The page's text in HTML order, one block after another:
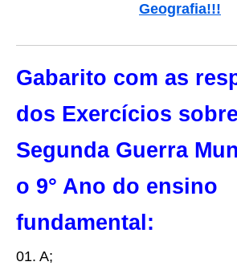
Geografia!!!
Gabarito com as
dos Exercícios
Segunda Guerra
o 9° Ano do ensino
fundamental:
01. A;